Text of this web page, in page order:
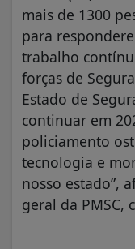
mais de 1300
para
trabalho
forças de
Estado de
continuar em
policiamento
tecnologia e
nosso estado”,
geral da PMSC,